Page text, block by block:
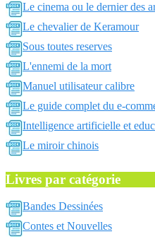
Le cinema ou le dernier des
Le chevalier de Keramour
Sous toutes reserves
L'ennemi de la mort
Manuel utilisateur calibre
Le guide complet du e-
Intelligence artificielle et
Le miroir chinois
Livres par catégorie
Bandes Dessinées
Contes et Nouvelles